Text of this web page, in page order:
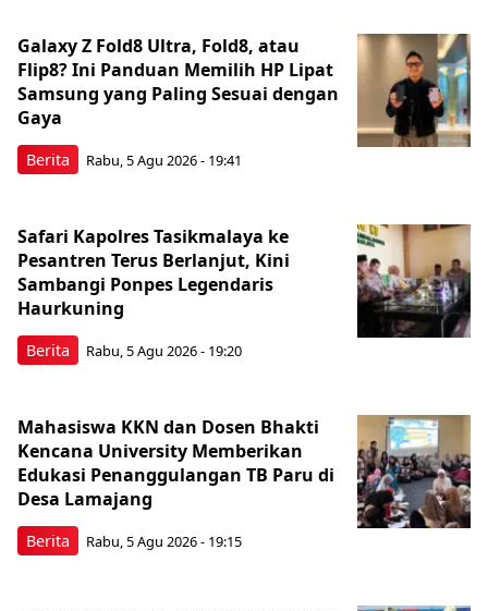
Berita
Galaxy Z Fold8 Ultra, Fold8, atau
Flip8? Ini Panduan Memilih HP Lipat
Samsung yang Paling Sesuai dengan
Gaya
Rabu, 5 Agu 2026 - 19:41
Berita
Safari Kapolres Tasikmalaya ke
Pesantren Terus Berlanjut, Kini
Sambangi Ponpes Legendaris
Haurkuning
Rabu, 5 Agu 2026 - 19:20
Berita
Mahasiswa KKN dan Dosen Bhakti
Kencana University Memberikan
Edukasi Penanggulangan TB Paru di
Desa Lamajang
Rabu, 5 Agu 2026 - 19:15